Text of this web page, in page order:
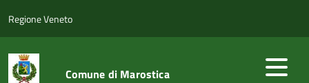
Regione Veneto
Comune di Marostica